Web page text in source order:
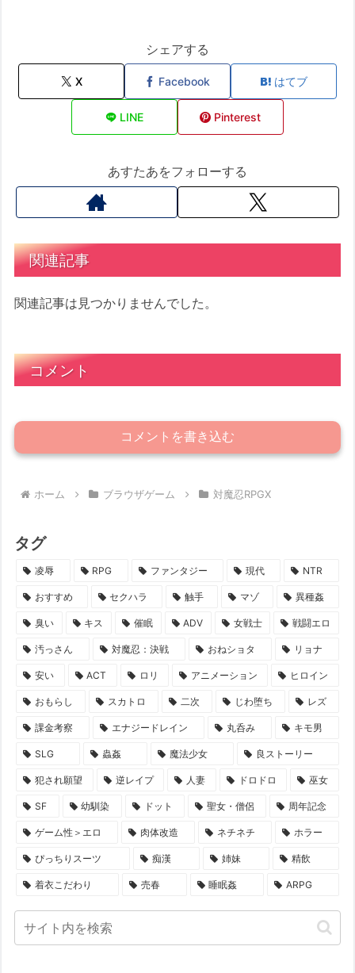
シェアする
X Facebook はてブ
LINE Pinterest
あすたあをフォローする
関連記事
関連記事は見つかりませんでした。
コメント
コメントを書き込む
ホーム ブラウザゲーム 対魔忍RPGX
タグ
凌辱 RPG ファンタジー 現代 NTR
おすすめ セクハラ 触手 マゾ 異種姦
臭い キス 催眠 ADV 女戦士 戦闘エロ
汚っさん 対魔忍：決戦 おねショタ リョナ
安い ACT ロリ アニメーション ヒロイン
おもらし スカトロ 二次 じわ堕ち レズ
課金考察 エナジードレイン 丸呑み キモ男
SLG 蟲姦 魔法少女 良ストーリー
犯され願望 逆レイプ 人妻 ドロドロ 巫女
SF 幼馴染 ドット 聖女・僧侶 周年記念
ゲーム性＞エロ 肉体改造 ネチネチ ホラー
ぴっちりスーツ 痴漢 姉妹 精飲
着衣こだわり 売春 睡眠姦 ARPG